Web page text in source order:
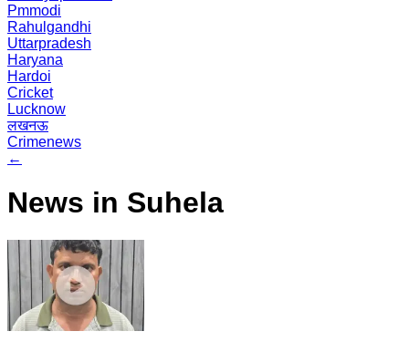
Pmmodi
Rahulgandhi
Uttarpradesh
Haryana
Hardoi
Cricket
Lucknow
लखनऊ
Crimenews
←
News in Suhela